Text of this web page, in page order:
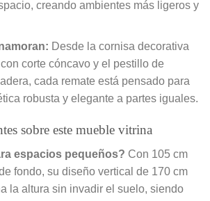
creando ambientes más ligeros y
Desde la cornisa decorativa
corte cóncavo y el pestillo de
cada remate está pensado para
robusta y elegante a partes iguales.
sobre este mueble vitrina
espacios pequeños? Con 105 cm
fondo, su diseño vertical de 170 cm
la altura sin invadir el suelo, siendo